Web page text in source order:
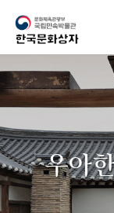
우아